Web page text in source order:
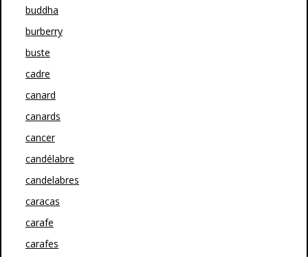
buddha
burberry
buste
cadre
canard
canards
cancer
candélabre
candelabres
caracas
carafe
carafes